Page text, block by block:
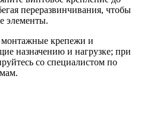
переразвинчивания, чтобы
элементы.
монтажные крепежи и
назначению и нагрузке; при
со специалистом по